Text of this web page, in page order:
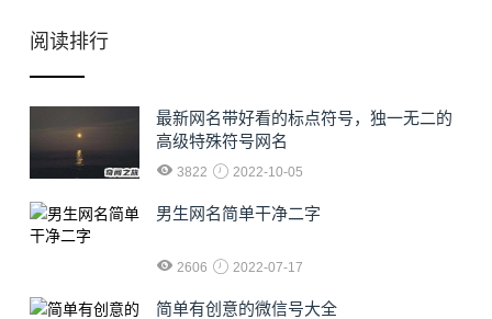
阅读排行
最新网名带好看的标点符号，独一无二的
高级特殊符号网名
3822 2022-10-05
男生网名简单干净二字
2606 2022-07-17
简单有创意的微信号大全